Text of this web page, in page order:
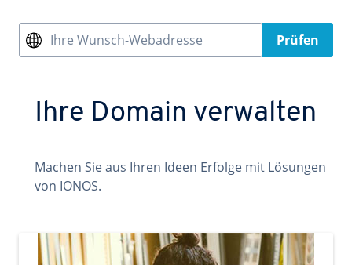
Ihre Wunsch-Webadresse Prüfen
Ihre Domain verwalten
Machen Sie aus Ihren Ideen Erfolge mit Lösungen
von IONOS.